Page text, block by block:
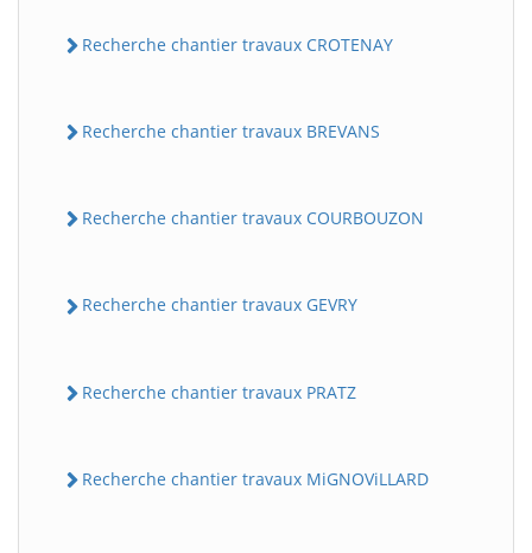
Recherche chantier travaux CROTENAY
Recherche chantier travaux BREVANS
Recherche chantier travaux COURBOUZON
Recherche chantier travaux GEVRY
Recherche chantier travaux PRATZ
Recherche chantier travaux MiGNOViLLARD